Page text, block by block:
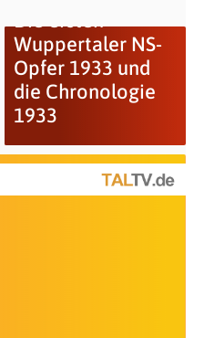
Wuppertaler NS-
Opfer 1933 und
die Chronologie
1933